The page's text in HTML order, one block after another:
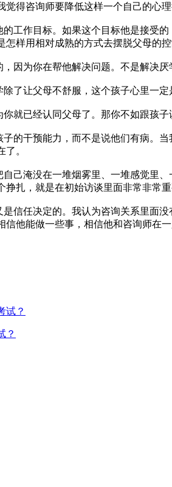
得咨询师要降低这样一个自己的心
作目标。如果这个目标他是接受
样用相对成熟的方式去摆脱父母的控
因为你在帮他解决问题。不是解决
了让父母不舒服，这个孩子心里一
就已经认同父母了。那你不如跟孩
的干预能力，而不是说他们有病。
。
己淹没在一堆烟雾里、一堆感觉里
扎，就是在初始访谈里面非常非常
信任决定的。我认为咨询关系里面
他能做一些事，相信他和咨询师在
？